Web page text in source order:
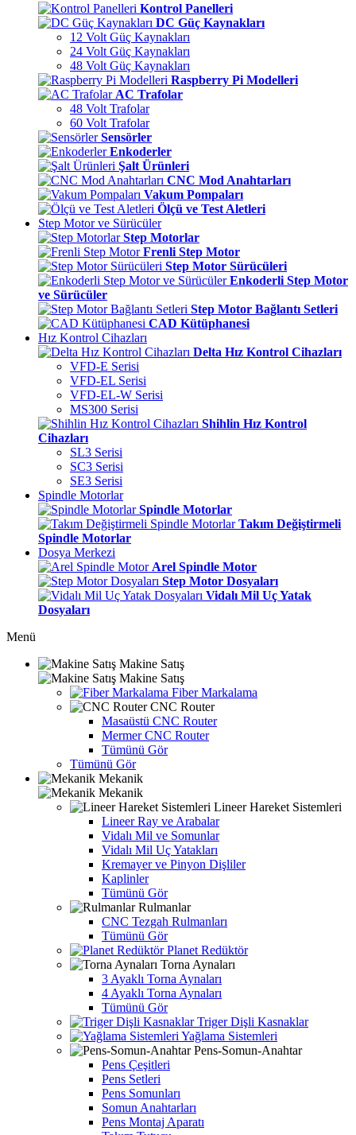
Kontrol Panelleri
DC Güç Kaynakları
12 Volt Güç Kaynakları
24 Volt Güç Kaynakları
48 Volt Güç Kaynakları
Raspberry Pi Modelleri
AC Trafolar
48 Volt Trafolar
60 Volt Trafolar
Sensörler
Enkoderler
Şalt Ürünleri
CNC Mod Anahtarları
Vakum Pompaları
Ölçü ve Test Aletleri
Step Motor ve Sürücüler
Step Motorlar
Frenli Step Motor
Step Motor Sürücüleri
Enkoderli Step Motor
ve Sürücüler
Step Motor Bağlantı Setleri
CAD Kütüphanesi
Hız Kontrol Cihazları
Delta Hız Kontrol Cihazları
VFD-E Serisi
VFD-EL Serisi
VFD-EL-W Serisi
MS300 Serisi
Shihlin Hız Kontrol
Cihazları
SL3 Serisi
SC3 Serisi
SE3 Serisi
Spindle Motorlar
Spindle Motorlar
Takım Değiştirmeli
Spindle Motorlar
Dosya Merkezi
Arel Spindle Motor
Step Motor Dosyaları
Vidalı Mil Uç Yatak
Dosyaları
Menü
Makine Satış
Makine Satış
Fiber Markalama
CNC Router
Masaüstü CNC Router
Mermer CNC Router
Tümünü Gör
Tümünü Gör
Mekanik
Mekanik
Lineer Hareket Sistemleri
Lineer Ray ve Arabalar
Vidalı Mil ve Somunlar
Vidalı Mil Uç Yatakları
Kremayer ve Pinyon Dişliler
Kaplinler
Tümünü Gör
Rulmanlar
CNC Tezgah Rulmanları
Tümünü Gör
Planet Redüktör
Torna Aynaları
3 Ayaklı Torna Aynaları
4 Ayaklı Torna Aynaları
Tümünü Gör
Triger Dişli Kasnaklar
Yağlama Sistemleri
Pens-Somun-Anahtar
Pens Çeşitleri
Pens Setleri
Pens Somunları
Somun Anahtarları
Pens Montaj Aparatı